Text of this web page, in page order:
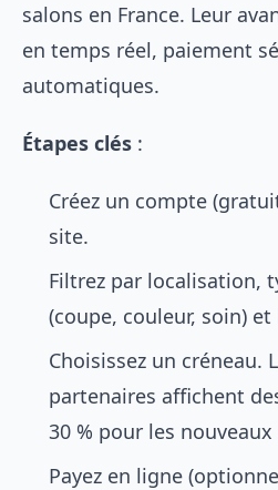
salons en France. Leur
en temps réel, paiement
automatiques.
Étapes clés :
Créez un compte
site.
Filtrez par localisation,
(coupe, couleur, soin)
Choisissez un créneau.
partenaires affichent
30 % pour les
Payez en ligne